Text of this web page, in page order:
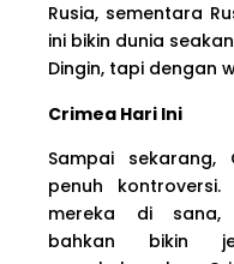
Rusia, sementara
ini bikin dunia
Dingin, tapi dengan
Crimea Hari Ini
Sampai
penuh
mereka di sana,
bahkan bikin